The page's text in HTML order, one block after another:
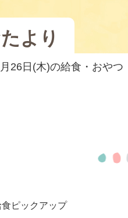
より
26日(木)の給食・おやつ
ピックアップ